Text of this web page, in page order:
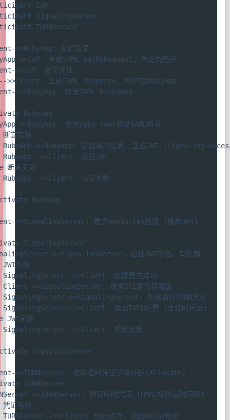
IdP
SignalingServer
TURNServer
>>RubyApp: 发起登录
>>IdP: 生成SAML AuthnRequest, 重定向用户
>>IdP: 提交凭证
>>Client: 生成SAML Response, POST回RubyApp
>>RubyApp: 转发SAML Response
RubyApp
>>RubyApp: 使用ruby-saml验证SAML断言
言有效
>>RubyApp: 提取用户信息, 生成JWT (Signaling-
RubyApp-->>Client: 返回JWT
断言无效
>>Client: 认证失败
RubyApp
>>SignalingServer: 建立WebSocket连接 (携带JWT)
SignalingServer
>>SignalingServer: 验证JWT签名、有效期
有效
>>Client: 连接建立成功
>>SignalingServer: 请求ICE服务器配置
SignalingServer->>SignalingServer: 生成临时TURN凭证
>>Client: 返回TURN配置 (含临时凭证)
JWT无效
SignalingServer-->>Client: 拒绝连接
SignalingServer
>>TURNServer: 使用临时凭证请求分配(Allocate)
TURNServer
>>TURNServer: 验证临时凭证 (HMAC校验与时间戳)
证有效
>>Client: 分配成功, 返回Relay地址